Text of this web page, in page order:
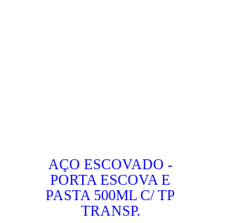
AÇO ESCOVADO -
PORTA ESCOVA E
PASTA 500ML C/ TP
TRANSP.